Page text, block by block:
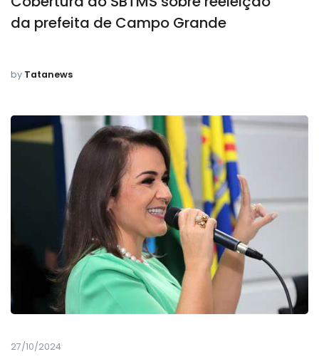
da prefeita de Campo Grande
by Tatanews
27/10/2024